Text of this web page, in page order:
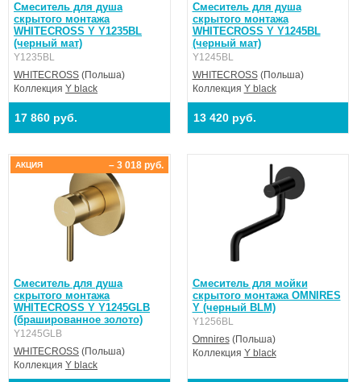
Смеситель для душа
скрытого монтажа
WHITECROSS Y Y1235BL
(черный мат)
Y1235BL
WHITECROSS (Польша)
Коллекция Y black
17 860 руб.
Смеситель для душа
скрытого монтажа
WHITECROSS Y Y1245BL
(черный мат)
Y1245BL
WHITECROSS(Польша)
Коллекция Y black
13 420 руб.
Смеситель для душа
скрытого монтажа
WHITECROSS Y Y1245GLB
(брашированное золото)
Y1245GLB
WHITECROSS (Польша)
Коллекция Y black
– 3 018 руб.
АКЦИЯ
Смеситель для мойки
скрытого монтажа OMNIRES
Y (черный BLM)
Y1256BL
Omnires(Польша)
Коллекция Y black